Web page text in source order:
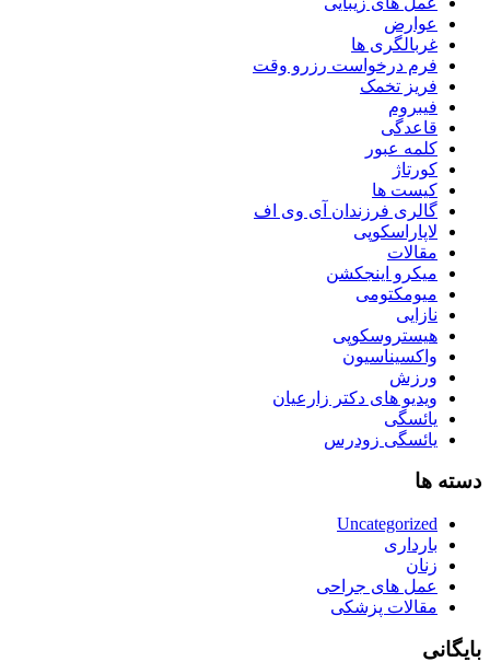
عوارض
غربالگری ها
فرم درخواست رزرو وقت
فریز تخمک
فیبروم
قاعدگی
کلمه عبور
کورتاژ
کیست ها
گالری فرزندان آی وی اف
لاپاراسکوپی
مقالات
میکرو اینجکشن
میومکتومی
نازایی
هیستروسکوپی
واکسیناسیون
ورزش
ویدیو های دکتر زارعیان
یائسگی
یائسگی زودرس
دسته ها
Uncategorized
بارداری
زنان
عمل های جراحی
مقالات پزشکی
بایگانی